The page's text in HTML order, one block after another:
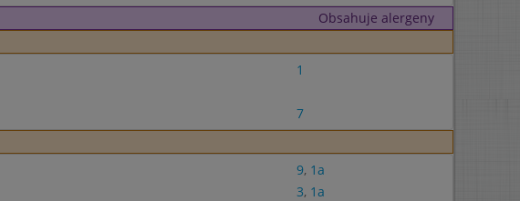
Obsahuje alergeny
1
7
9, 1a
3, 1a